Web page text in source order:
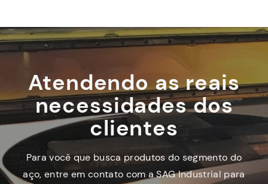
Atendendo as reais
necessidades dos
clientes
Para você que busca produtos do segmento do
aço, entre em contato com a SAG Industrial para